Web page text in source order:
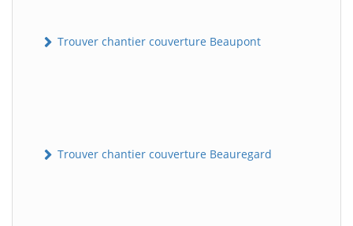
Trouver chantier couverture Beaupont
Trouver chantier couverture Beauregard